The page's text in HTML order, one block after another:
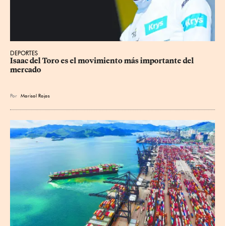
DEPORTES
Isaac del Toro es el movimiento más importante del
mercado
Por Marisol Rojas